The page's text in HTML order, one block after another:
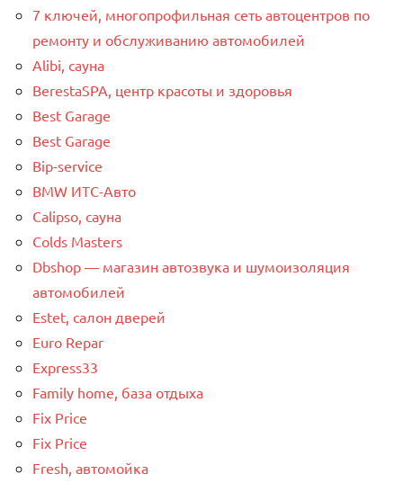
7 ключей, многопрофильная сеть автоцентров по
ремонту и обслуживанию автомобилей
Alibi, сауна
BerestaSPA, центр красоты и здоровья
Best Garage
Best Garage
Bip-service
BMW ИТС-Авто
Calipso, сауна
Colds Masters
Dbshop — магазин автозвука и шумоизоляция
автомобилей
Estet, салон дверей
Euro Repar
Express33
Family home, база отдыха
Fix Price
Fix Price
Fresh, автомойка